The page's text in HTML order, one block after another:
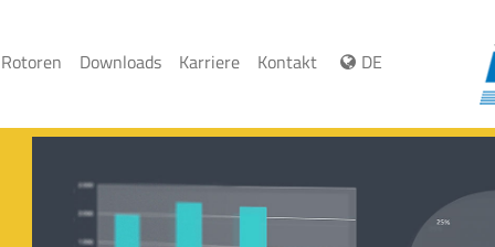
Downloads Karriere Kontakt DE